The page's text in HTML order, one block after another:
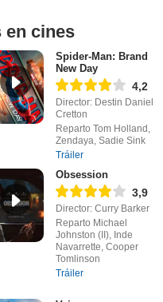
en cines
Spider-Man: Brand
New Day
4,2
Director: Destin Daniel
Cretton
Reparto Tom Holland,
Zendaya, Sadie Sink
Tráiler
Obsession
3,9
Director: Curry Barker
Reparto Michael
Johnston (II), Inde
Navarrette, Cooper
Tomlinson
Tráiler